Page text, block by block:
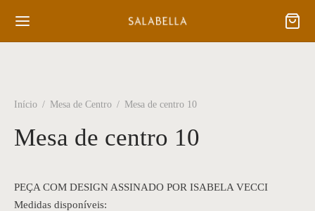
Início / Mesa de Centro / Mesa de centro 10
Mesa de centro 10
PEÇA COM DESIGN ASSINADO POR ISABELA VECCI
Medidas disponíveis: